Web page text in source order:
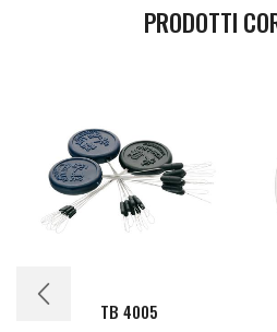
PRODOTTI
TB 4005